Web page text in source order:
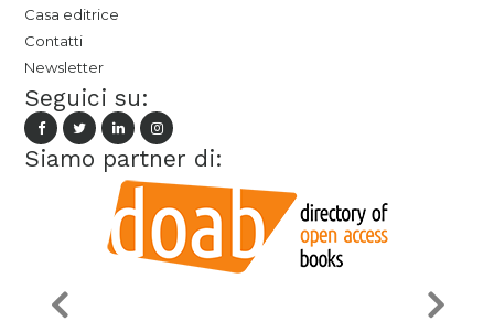
Casa editrice
Contatti
Newsletter
Seguici su:
Siamo partner di: